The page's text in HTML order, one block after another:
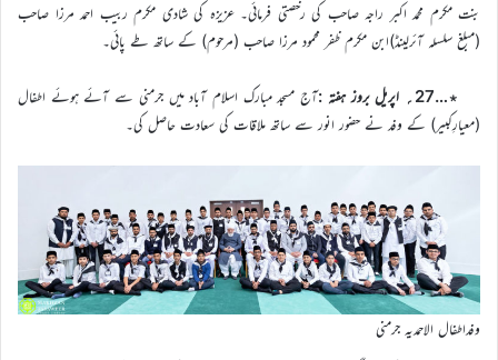
بنت مکرم محمد اکبر راجہ صاحب کی رخصتی فرمائی۔ عزیزہ کی شادی مکرم ربیب احمد مرزا صاحب
(مبلغ سلسلہ آئرلینڈ)ابن مکرم ظفر محمود مرزا صاحب (مرحوم) کے ساتھ طے پائی۔
٭…27؍ اپریل بروز ہفتہ :
آج مسجد مبارک اسلام آباد میں جرمنی سے آئے ہوئے اطفال
(معیارِکبیر) کے وفد نے حضور انور سے ساتھ ملاقات کی سعادت حاصل کی۔
وفداطفال الاحمدیہ جرمنی